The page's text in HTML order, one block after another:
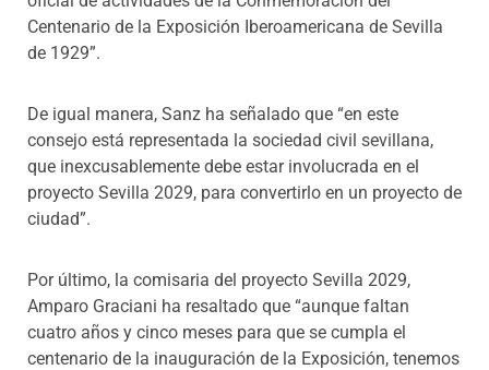
Centenario de la Exposición Iberoamericana de Sevilla
de 1929”.
De igual manera, Sanz ha señalado que “en este
consejo está representada la sociedad civil sevillana,
que inexcusablemente debe estar involucrada en el
proyecto Sevilla 2029, para convertirlo en un proyecto de
ciudad”.
Por último, la comisaria del proyecto Sevilla 2029,
Amparo Graciani ha resaltado que “aunque faltan
cuatro años y cinco meses para que se cumpla el
centenario de la inauguración de la Exposición, tenemos